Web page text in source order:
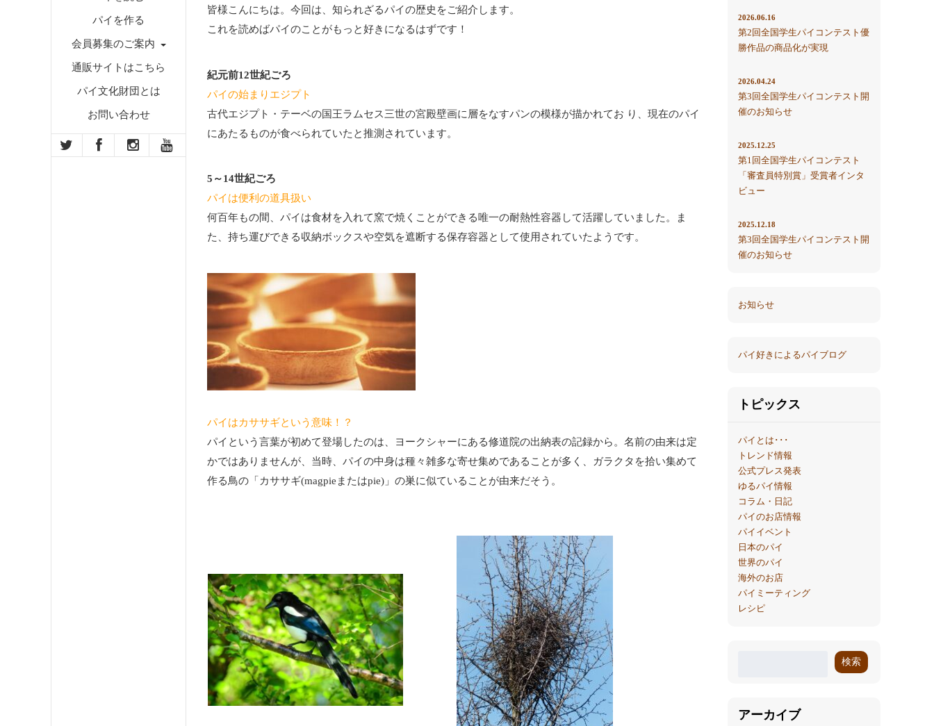
パイを作る
会員募集のご案内
通販サイトはこちら
パイ文化財団とは
お問い合わせ
皆様こんにちは。今回は、知られざるパイの歴史をご紹介します。
これを読めばパイのことがもっと好きになるはずです！
紀元前12世紀ごろ
パイの始まりエジプト
古代エジプト・テーベの国王ラムセス三世の宮殿壁画に層をなすパンの模様が描かれてお り、現在のパイ
にあたるものが食べられていたと推測されています。
5～14世紀ごろ
パイは便利の道具扱い
何百年もの間、パイは食材を入れて窯で焼くことができる唯一の耐熱性容器して活躍していました。ま
た、持ち運びできる収納ボックスや空気を遮断する保存容器として使用されていたようです。
パイはカササギという意味！？
パイという言葉が初めて登場したのは、ヨークシャーにある修道院の出納表の記録から。名前の由来は定
かではありませんが、当時、パイの中身は種々雑多な寄せ集めであることが多く、ガラクタを拾い集めて
作る鳥の「カササギ(magpieまたはpie)」の巣に似ていることが由来だそう。
2026.06.16
第2回全国学生パイコンテスト優
勝作品の商品化が実現
2026.04.24
第3回全国学生パイコンテスト開
催のお知らせ
2025.12.25
第1回全国学生パイコンテスト
「審査員特別賞」受賞者インタ
ビュー
2025.12.18
第3回全国学生パイコンテスト開
催のお知らせ
お知らせ
パイ好きによるパイブログ
トピックス
パイとは･･･
トレンド情報
公式プレス発表
ゆるパイ情報
コラム・日記
パイのお店情報
パイイベント
日本のパイ
世界のパイ
海外のお店
パイミーティング
レシピ
検索
アーカイブ